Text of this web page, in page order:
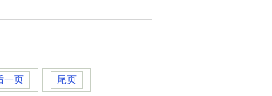
一页 尾页